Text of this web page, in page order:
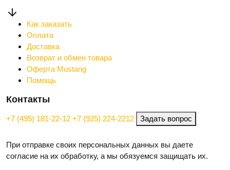
Как заказать
Оплата
Доставка
Возврат и обмен товара
Оферта Mustang
Помощь
Контакты
+7 (495) 181-22-12 +7 (925) 224-2212 Задать вопрос
При отправке своих персональных данных вы даете
согласие на их обработку, а мы обязуемся защищать их.